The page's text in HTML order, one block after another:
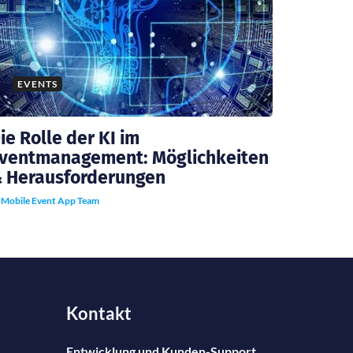
EVENTS
Rolle der KI im
Möglichkeiten
Herausforderungen
Mobile Event App Team
Kontakt